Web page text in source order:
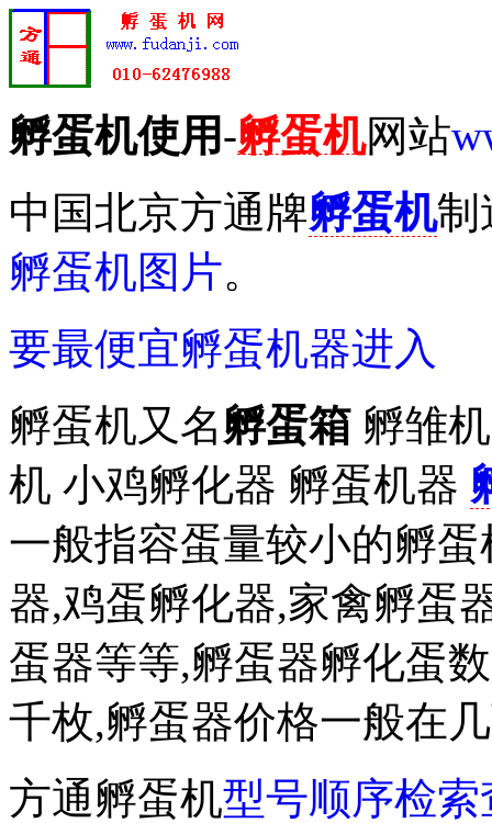
孵蛋机使用-孵蛋机网站
中国北京方通牌孵蛋机制
孵蛋机图片。
要最便宜孵蛋机器进入
孵蛋机又名孵蛋箱 孵雏
机 小鸡孵化器 孵蛋机器
一般指容蛋量较小的孵
器,鸡蛋孵化器,家禽孵蛋
蛋器等等,孵蛋器孵化蛋
千枚,孵蛋器价格一般在
方通孵蛋机型号顺序检索